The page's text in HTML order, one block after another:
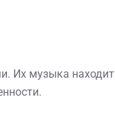
Их музыка находит